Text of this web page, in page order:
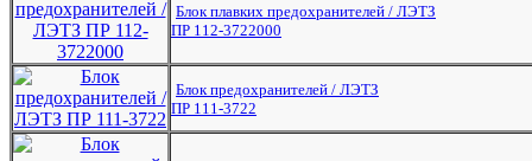
Блок плавких предохранителей / ЛЭТЗ
ПР 112-3722000
Блок предохранителей / ЛЭТЗ
ПР 111-3722